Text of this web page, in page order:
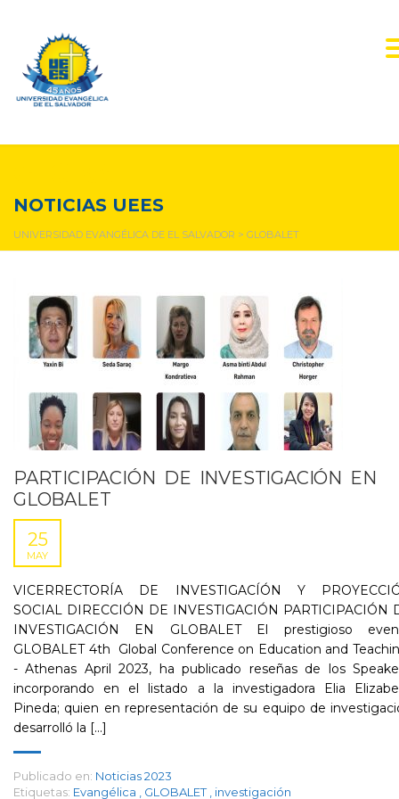
NOTICIAS UEES
UNIVERSIDAD EVANGÉLICA DE EL SALVADOR > GLOBALET
PARTICIPACIÓN DE INVESTIGACIÓN EN
GLOBALET
25
MAY
VICERRECTORÍA DE INVESTIGACÍÓN Y
SOCIAL DIRECCIÓN DE INVESTIGACIÓN PARTICIPACIÓN
INVESTIGACIÓN EN GLOBALET El prestigioso
GLOBALET 4th Global Conference on Education and
- Athenas April 2023, ha publicado reseñas de los
incorporando en el listado a la investigadora Elia
Pineda; quien en representación de su equipo de
desarrolló la [...]
Publicado en: Noticias 2023
Etiquetas: Evangélica GLOBALET investigación